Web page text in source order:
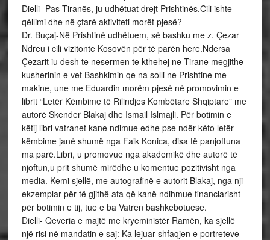
Dielli- Pas Tiranës, ju udhëtuat drejt Prishtinës.Cili ishte
qëllimi dhe në çfarë aktiviteti morët pjesë?
Dr. Buçaj-Në Prishtinë udhëtuem, së bashku me z. Çezar
Ndreu i cili vizitonte Kosovën për të parën here.Ndersa
Çezarit iu desh te nesermen te kthehej ne Tirane megjithe
kusherinin e vet Bashkimin qe na solli ne Prishtine me
makine, une me Eduardin morëm pjesë në promovimin e
librit “Letër Këmbime të Rilindjes Kombëtare Shqiptare” me
autorë Skender Blakaj dhe Ismail Islmajli. Për botimin e
këtij libri vatranet kane ndimue edhe pse ndër këto letër
këmbime janë shumë nga Faik Konica, disa të panjoftuna
ma parë.Libri, u promovue nga akademikë dhe autorë të
njoftun,u prit shumë mirëdhe u komentue pozitivisht nga
media. Kemi sjellë, me autografinë e autorit Blakaj, nga nji
ekzemplar për të gjithë ata që kanë ndihmue financiarisht
për botimin e tij, tue e ba Vatren bashkebotuese.
Dielli- Qeveria e majtë me kryeministër Ramën, ka sjellë
një risi në mandatin e saj: Ka lejuar shfaqjen e portreteve